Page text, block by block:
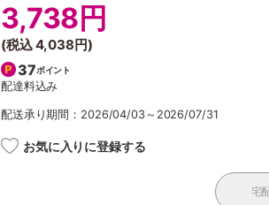
3,738円
(税込4,038円)
37ポイント
配達料込み
配送承り期間：2026/04/03～2026/07/31
お気に入りに登録する
宅